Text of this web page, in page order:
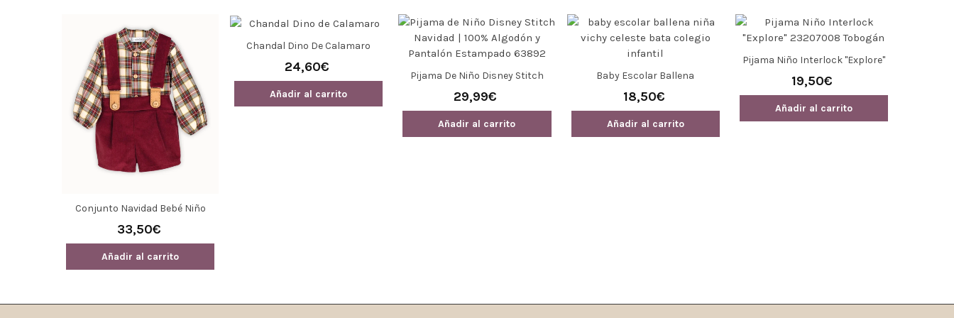
Conjunto Navidad Bebé Niño
Calamaro 11242 Pololo Cuadros
33,50€
Añadir al carrito
Chandal Dino De Calamaro
24,60€
Añadir al carrito
Pijama De Niño Disney Stitch
Navidad | 100% Algodón Y
Pantalón Estampado 63892
29,99€
Añadir al carrito
Baby Escolar Ballena
18,50€
Añadir al carrito
Pijama Niño Interlock "Explore"
23207008 Tobogán
19,50€
Añadir al carrito